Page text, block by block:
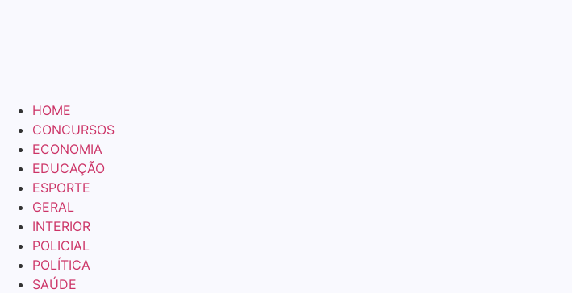
HOME
CONCURSOS
ECONOMIA
EDUCAÇÃO
ESPORTE
GERAL
INTERIOR
POLICIAL
POLÍTICA
SAÚDE